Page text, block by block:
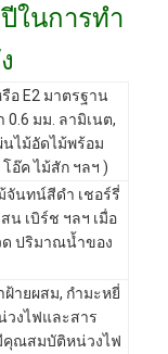
ในการทำ
อ E2 มาตรฐาน
มม. ลามิเนต,
นไม้อัดไม้พร้อม
อ๊ค ไม้สัก ฯลฯ )
จันทน์สีดำ เชอร์รี่
เบิร์ช ฯลฯ เมื่อ
ด ปริมาณน้ำของ
ฝ้ายผสม, กำมะหยี่
วงไฟและสาร
คุณสมบัติหน่วงไฟ